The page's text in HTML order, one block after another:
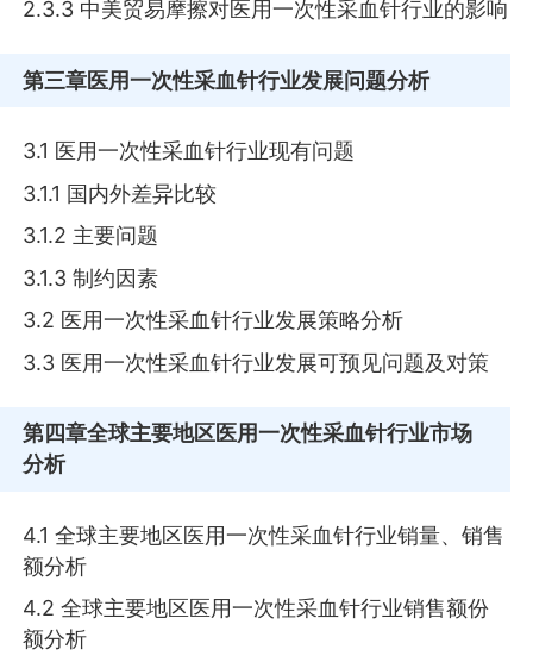
2.3.3 中美贸易摩擦对医用一次性采血针行业的影响
第三章医用一次性采血针行业发展问题分析
3.1 医用一次性采血针行业现有问题
3.1.1 国内外差异比较
3.1.2 主要问题
3.1.3 制约因素
3.2 医用一次性采血针行业发展策略分析
3.3 医用一次性采血针行业发展可预见问题及对策
第四章全球主要地区医用一次性采血针行业市场
分析
4.1 全球主要地区医用一次性采血针行业销量、销售
额分析
4.2 全球主要地区医用一次性采血针行业销售额份
额分析